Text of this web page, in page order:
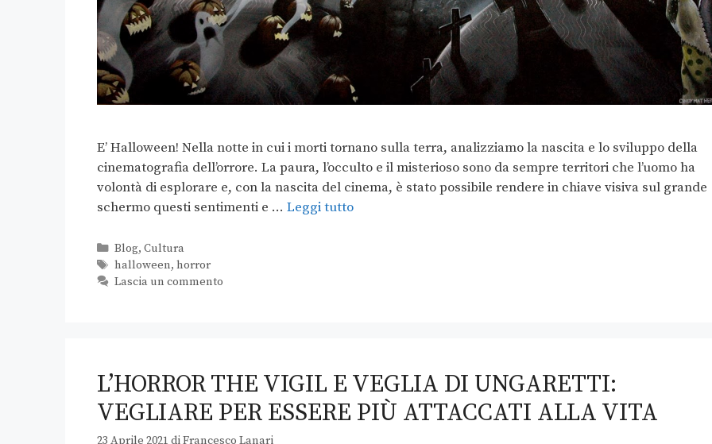
E’ Halloween! Nella notte in cui i morti tornano sulla terra, analizziamo la nascita e lo sviluppo della
cinematografia dell’orrore. La paura, l’occulto e il misterioso sono da sempre territori che l’uomo ha
volontà di esplorare e, con la nascita del cinema, è stato possibile rendere in chiave visiva sul grande
schermo questi sentimenti e … Leggi tutto
Blog, Cultura
halloween, horror
Lascia un commento
L’HORROR THE VIGIL E VEGLIA DI UNGARETTI:
VEGLIARE PER ESSERE PIÙ ATTACCATI ALLA VITA